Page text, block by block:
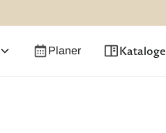
Planer Kataloge